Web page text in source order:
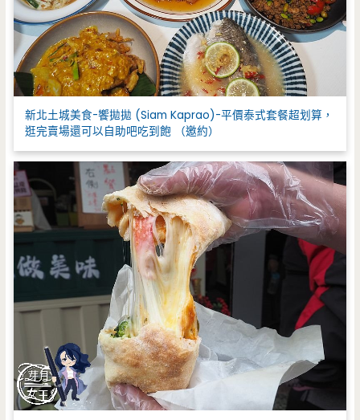
新北土城美食-饗拋拋 (Siam Kaprao)-平價泰式套餐超划算，
逛完賣場還可以自助吧吃到飽 （邀約）